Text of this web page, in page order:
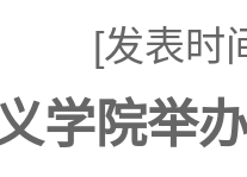
[发表时
学院举